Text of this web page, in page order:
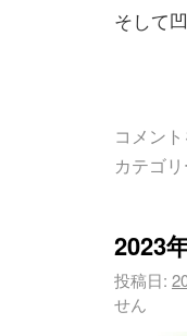
そして
コメン
カテゴリ
2023
投稿日:
せん